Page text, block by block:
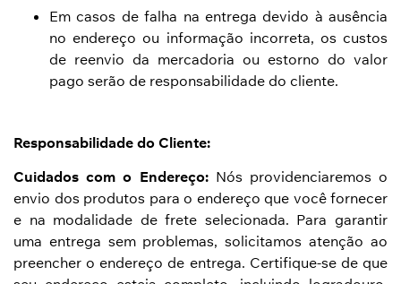
Em casos de falha na entrega devido à ausência
no endereço ou informação incorreta, os custos
de reenvio da mercadoria ou estorno do valor
pago serão de responsabilidade do cliente.
Responsabilidade do Cliente:
Cuidados com o Endereço:Nós providenciaremos o
envio dos produtos para o endereço que você fornecer
e na modalidade de frete selecionada. Para garantir
uma entrega sem problemas, solicitamos atenção ao
preencher o endereço de entrega. Certifique-se de que